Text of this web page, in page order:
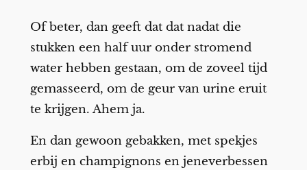
Of beter, dan geeft dat dat nadat die
stukken een half uur onder stromend
water hebben gestaan, om de zoveel tijd
gemasseerd, om de geur van urine eruit
te krijgen. Ahem ja.
En dan gewoon gebakken, met spekjes
erbij en champignons en jeneverbessen